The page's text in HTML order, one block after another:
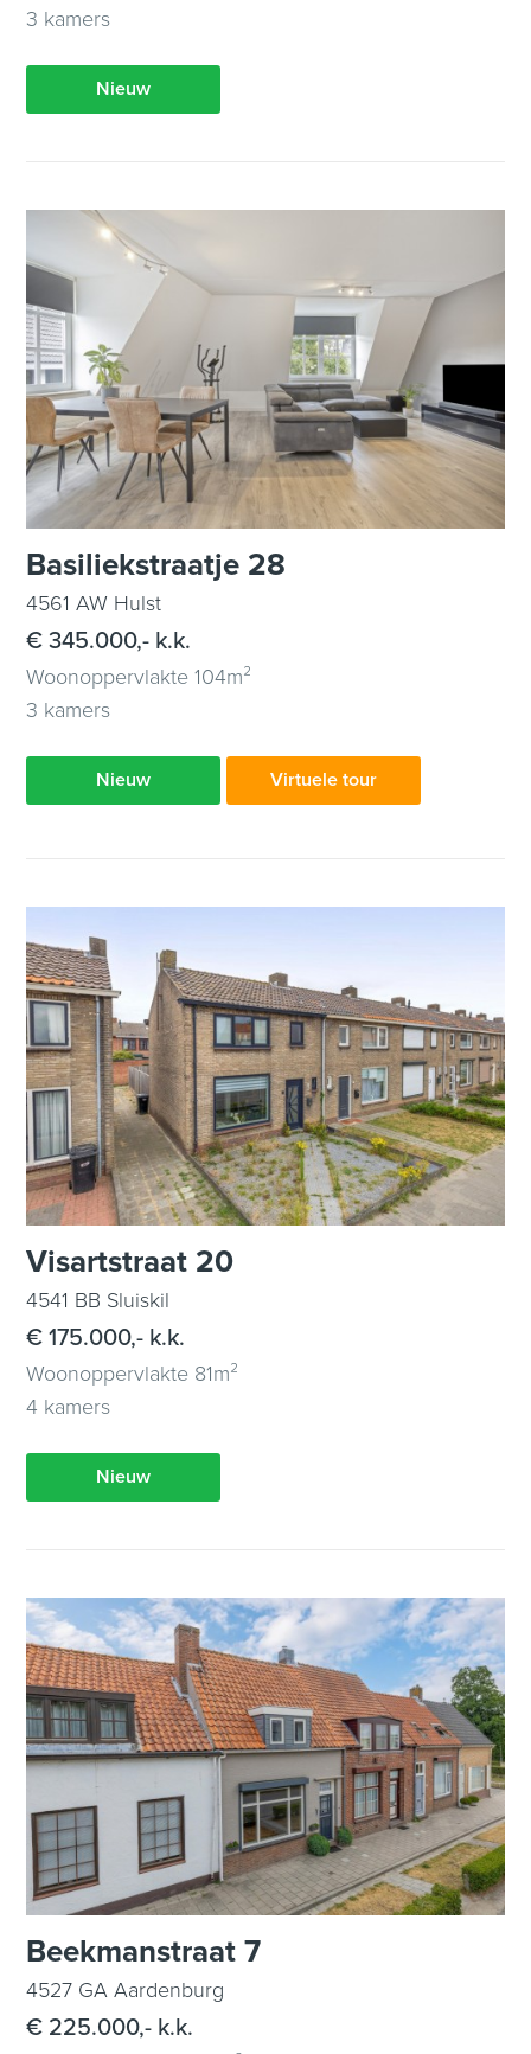
3 kamers
Nieuw
Basiliekstraatje 28
4561 AW Hulst
€ 345.000,- k.k.
Woonoppervlakte 104m²
3 kamers
Nieuw Virtuele tour
Visartstraat 20
4541 BB Sluiskil
€ 175.000,- k.k.
Woonoppervlakte 81m²
4 kamers
Nieuw
Beekmanstraat 7
4527 GA Aardenburg
€ 225.000,- k.k.